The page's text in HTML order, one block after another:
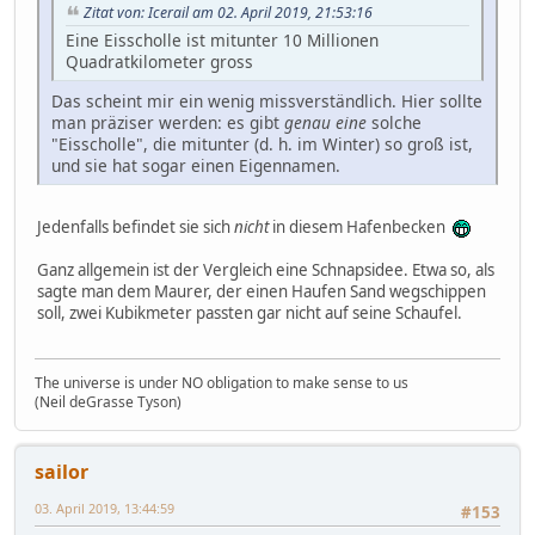
Zitat von: Icerail am 02. April 2019, 21:53:16
Eine Eisscholle ist mitunter 10 Millionen
Quadratkilometer gross
Das scheint mir ein wenig missverständlich. Hier sollte
man präziser werden: es gibt genau eine solche
"Eisscholle", die mitunter (d. h. im Winter) so groß ist,
und sie hat sogar einen Eigennamen.
Jedenfalls befindet sie sichnichtin diesem Hafenbecken
Ganz allgemein ist der Vergleich eine Schnapsidee. Etwa so, als
sagte man dem Maurer, der einen Haufen Sand wegschippen
soll, zwei Kubikmeter passten gar nicht auf seine Schaufel.
The universe is under NO obligation to make sense to us
(Neil deGrasse Tyson)
sailor
#153
03. April 2019, 13:44:59